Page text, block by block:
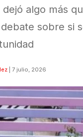
algo más
sobre si
7 julio, 2026